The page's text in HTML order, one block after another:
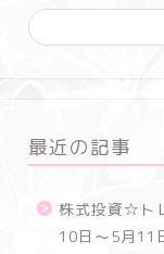
最近の記事
株式投資☆ト
10日～5月11